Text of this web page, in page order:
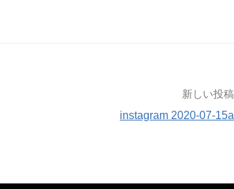
新しい投稿
instagram 2020-07-15a